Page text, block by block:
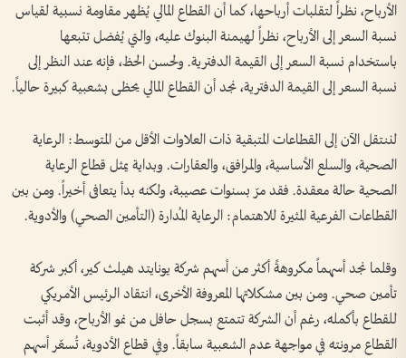
الأرباح، نظراً لتقلبات أرباحها، كما أن القطاع المالي يُظهر مقاومة نسبية لقياس
نسبة السعر إلى الأرباح، نظراً لهيمنة البنوك عليه، والتي يُفضل تتبعها
باستخدام نسبة السعر إلى القيمة الدفترية. ولحسن الحظ، فإنه عند النظر إلى
نسبة السعر إلى القيمة الدفترية، نجد أن القطاع المالي يحظى بشعبية كبيرة حالياً.
لننتقل الآن إلى القطاعات المتبقية ذات العلاوات الأقل من المتوسط: الرعاية
الصحية، والسلع الأساسية، والمرافق، والعقارات. وبداية يمثل قطاع الرعاية
الصحية حالة معقدة. فقد مرّ بسنوات عصيبة، ولكنه بدأ يتعافى أخيراً. ومن بين
القطاعات الفرعية المثيرة للاهتمام: الرعاية المُدارة (التأمين الصحي) والأدوية.
وقلما نجد أسهماً مكروهةً أكثر من أسهم شركة يونايتد هيلث كير، أكبر شركة
تأمين صحي. ومن بين مشكلاتها المعروفة الأخرى، انتقاد الرئيس الأمريكي
للقطاع بأكمله، رغم أن الشركة تتمتع بسجل حافل من نمو الأرباح، وقد أثبت
القطاع مرونته في مواجهة عدم الشعبية سابقاً. وفي قطاع الأدوية، تُسعّر أسهم